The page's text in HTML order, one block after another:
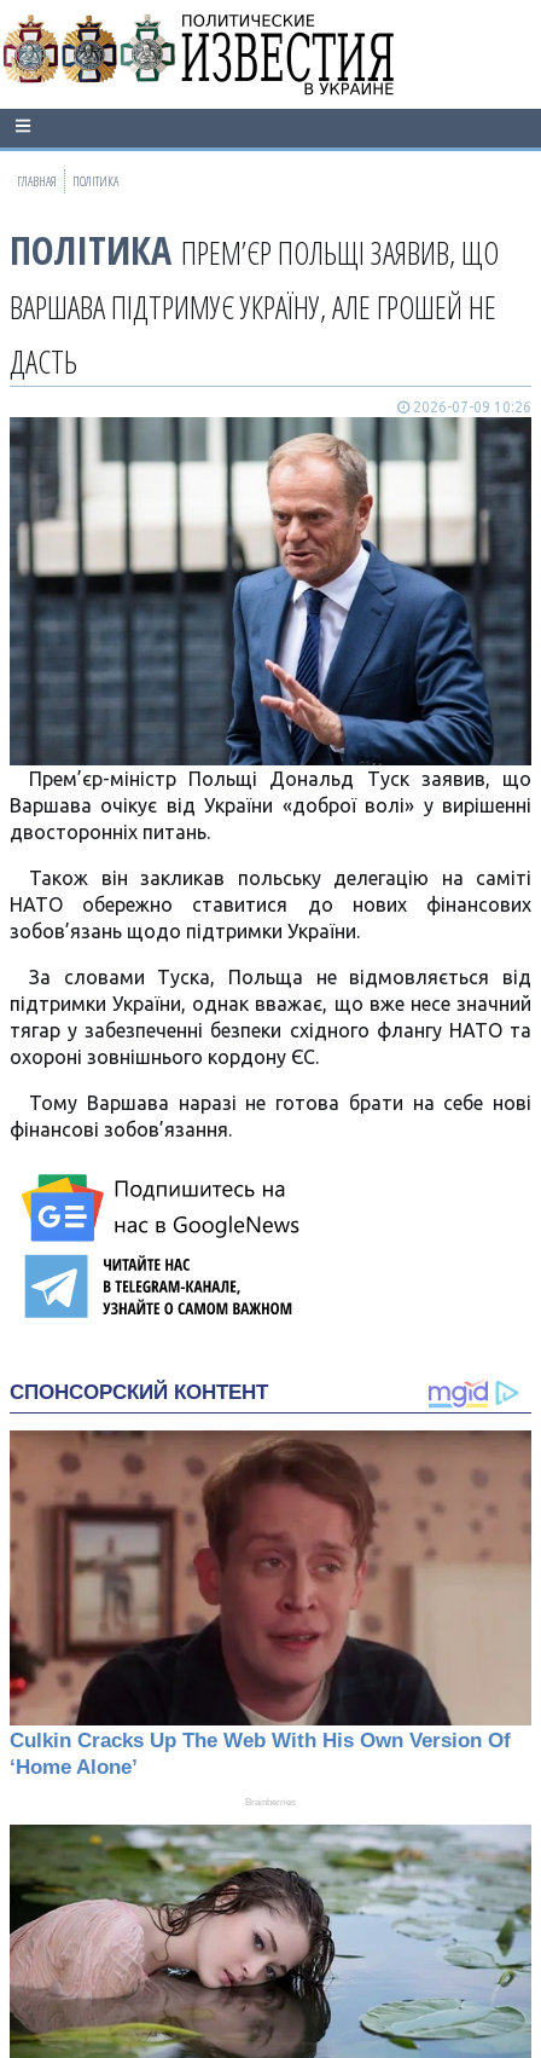
ГЛАВНАЯ ПОЛІТИКА
ПОЛІТИКА ПРЕМ’ЄР ПОЛЬЩІ ЗАЯВИВ, ЩО
ВАРШАВА ПІДТРИМУЄ УКРАЇНУ, АЛЕ ГРОШЕЙ НЕ
ДАСТЬ
2026-07-09 10:26
Прем’єр-міністр Польщі Дональд Туск заявив, що
Варшава очікує від України «доброї волі» у вирішенні
двосторонніх питань.
Також він закликав польську делегацію на саміті
НАТО обережно ставитися до нових фінансових
зобов’язань щодо підтримки України.
За словами Туска, Польща не відмовляється від
підтримки України, однак вважає, що вже несе значний
тягар у забезпеченні безпеки східного флангу НАТО та
охороні зовнішнього кордону ЄС.
Тому Варшава наразі не готова брати на себе нові
фінансові зобов’язання.